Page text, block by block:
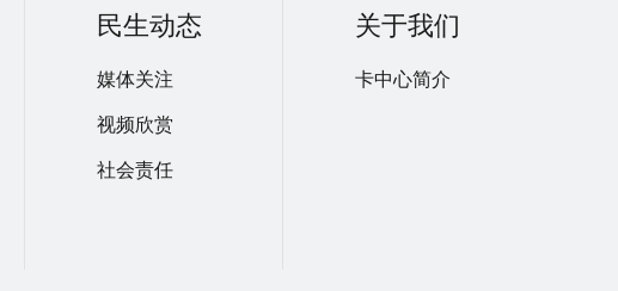
民生动态
媒体关注
视频欣赏
社会责任
关于我们
卡中心简介